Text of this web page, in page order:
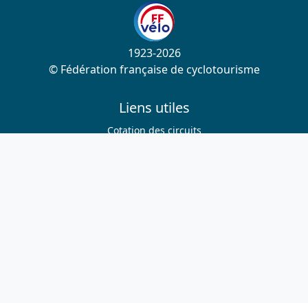
1923-2026
© Fédération française de cyclotourisme
Liens utiles
Cotation des circuits